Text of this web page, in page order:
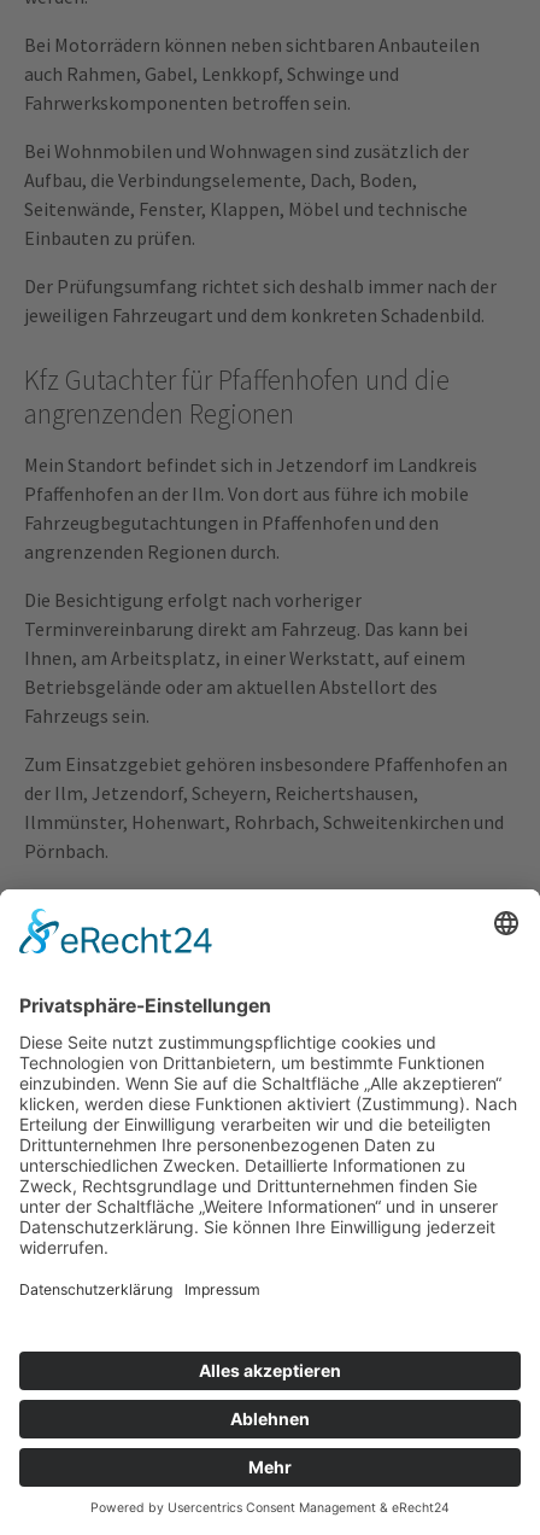
Bei Motorrädern können neben sichtbaren Anbauteilen
auch Rahmen, Gabel, Lenkkopf, Schwinge und
Fahrwerkskomponenten betroffen sein.
Bei Wohnmobilen und Wohnwagen sind zusätzlich der
Aufbau, die Verbindungselemente, Dach, Boden,
Seitenwände, Fenster, Klappen, Möbel und technische
Einbauten zu prüfen.
Der Prüfungsumfang richtet sich deshalb immer nach der
jeweiligen Fahrzeugart und dem konkreten Schadenbild.
Kfz Gutachter für Pfaffenhofen und die
angrenzenden Regionen
Mein Standort befindet sich in Jetzendorf im Landkreis
Pfaffenhofen an der Ilm. Von dort aus führe ich mobile
Fahrzeugbegutachtungen in Pfaffenhofen und den
angrenzenden Regionen durch.
Die Besichtigung erfolgt nach vorheriger
Terminvereinbarung direkt am Fahrzeug. Das kann bei
Ihnen, am Arbeitsplatz, in einer Werkstatt, auf einem
Betriebsgelände oder am aktuellen Abstellort des
Fahrzeugs sein.
Zum Einsatzgebiet gehören insbesondere Pfaffenhofen an
der Ilm, Jetzendorf, Scheyern, Reichertshausen,
Ilmmünster, Hohenwart, Rohrbach, Schweitenkirchen und
Pörnbach.
Manching, Reichertshofen, Baar Ebenhausen, Vohburg und
Münchsmünster tätig.
Westlich von Pfaffenhofen umfasst das Einsatzgebiet
unter anderem Schrobenhausen, Pöttmes, Langenmosen,
Ehekirchen und Neuburg an der Donau.
Östlich von Pfaffenhofen gehören unter anderem
Wolnzach, Geisenfeld, Mainburg, Au in der Hallertau und
weitere Orte der Hallertau zum möglichen Einsatzgebiet.
Die genannten Orte stellen keine abschließende
Begrenzung dar. Befindet sich Ihr Fahrzeug außerhalb